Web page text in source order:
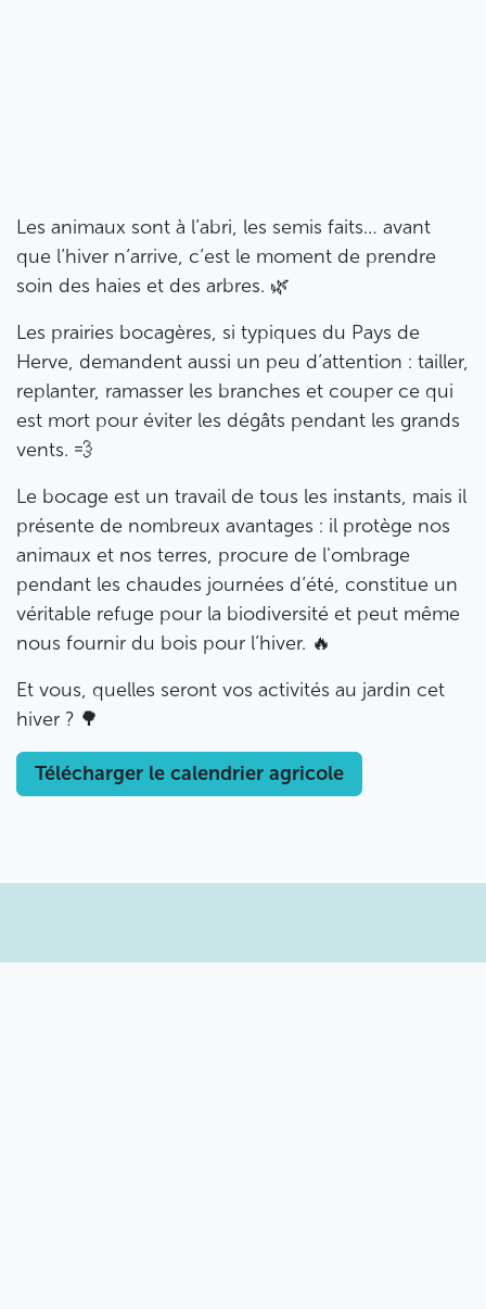
Les animaux sont à l’abri, les semis faits… avant
que l’hiver n’arrive, c’est le moment de prendre
soin des haies et des arbres. 🌿
Les prairies bocagères, si typiques du Pays de
Herve, demandent aussi un peu d’attention : tailler,
replanter, ramasser les branches et couper ce qui
est mort pour éviter les dégâts pendant les grands
vents. 💨
Le bocage est un travail de tous les instants, mais il
présente de nombreux avantages : il protège nos
animaux et nos terres, procure de l'ombrage
pendant les chaudes journées d’été, constitue un
véritable refuge pour la biodiversité et peut même
nous fournir du bois pour l’hiver. 🔥
Et vous, quelles seront vos activités au jardin cet
hiver ? 🌳
Télécharger le calendrier agricole